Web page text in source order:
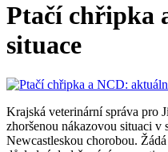
Ptačí chřipka
situace
Krajská veterinární správa pro
zhoršenou nákazovou situaci v
Newcastleskou chorobou.